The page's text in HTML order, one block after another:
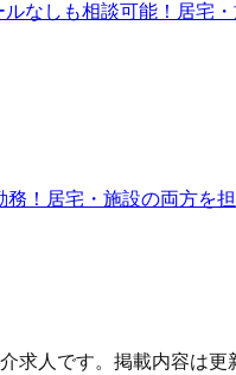
なしも相談可能！居宅
！居宅・施設の両方を
求人です。掲載内容は更